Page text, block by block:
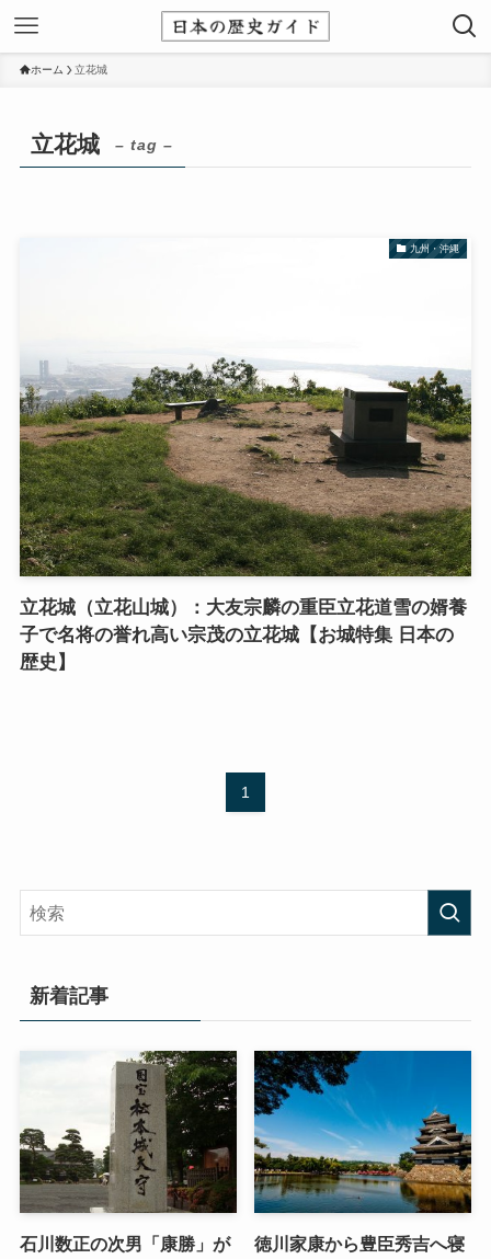
ホーム 立花城
立花城 – tag –
九州・沖縄
立花城（立花山城）：大友宗麟の重臣立花道雪の婿養
子で名将の誉れ高い宗茂の立花城【お城特集 日本の
歴史】
1
新着記事
石川数正の次男「康勝」が
徳川家康から豊臣秀吉へ寝